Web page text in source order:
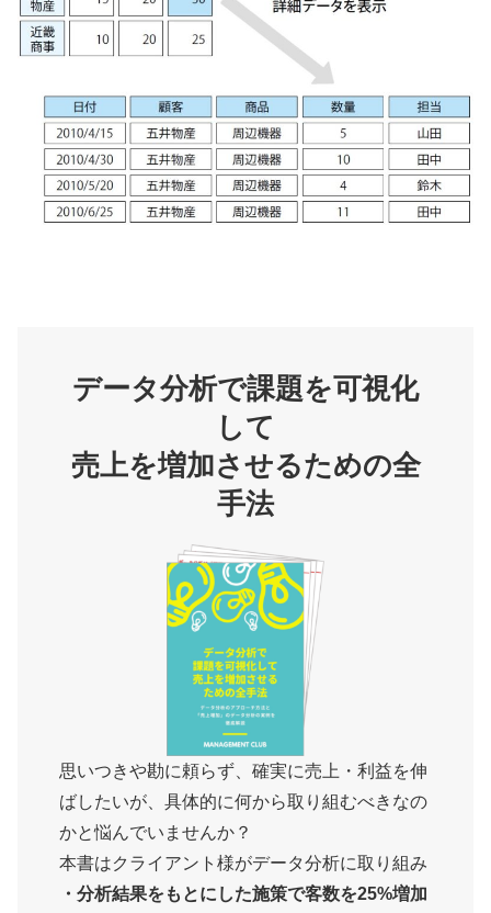
データ分析で課題を可視化
して
売上を増加させるための全
手法
思いつきや勘に頼らず、確実に売上・利益を伸
ばしたいが、具体的に何から取り組むべきなの
かと悩んでいませんか？
本書はクライアント様がデータ分析に取り組み
・分析結果をもとにした施策で客数を25%増加